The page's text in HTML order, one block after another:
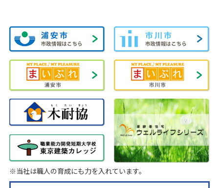
※当社は職人の育成にも力を入れています。